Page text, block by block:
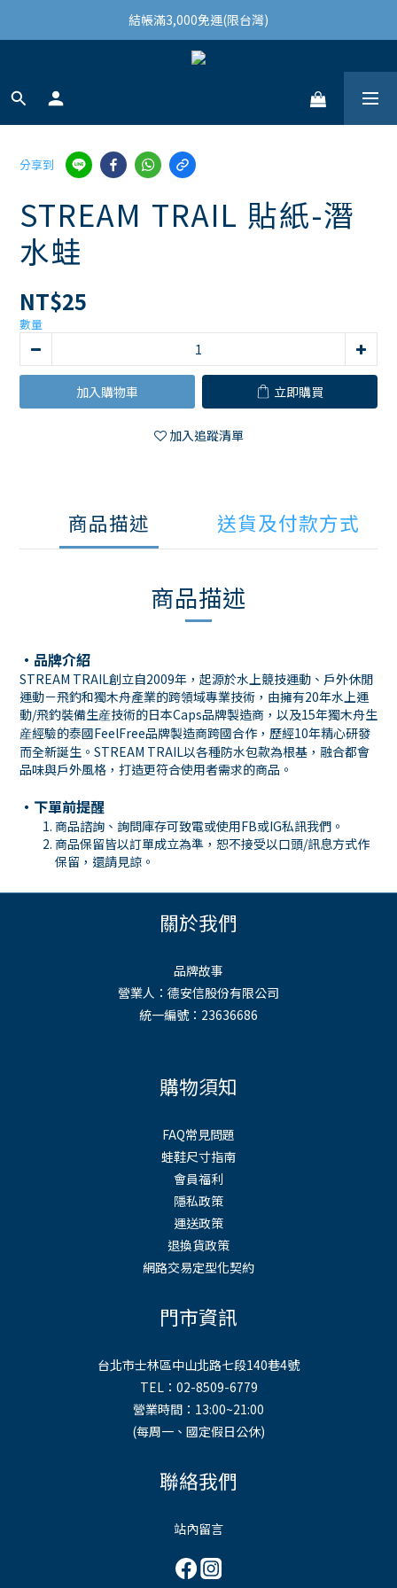
結帳滿3,000免運(限台灣)
結帳滿3,000免運(限台灣)
註冊會員領100購物金
分享到
STREAM TRAIL 貼紙-潛
水蛙
NT$25
數量
加入購物車 立即購買
加入追蹤清單
商品描述 送貨及付款方式
商品描述
・品牌介紹
STREAM TRAIL創立自2009年，起源於水上競技運動、戶外休閒
運動－飛釣和獨木舟產業的跨領域專業技術，由擁有20年水上運
動/飛釣裝備生産技術的日本Caps品牌製造商，以及15年獨木舟生
産經驗的泰國FeelFree品牌製造商跨國合作，歷經10年精心研發
而全新誕生。STREAM TRAIL以各種防水包款為根基，融合都會
品味與戶外風格，打造更符合使用者需求的商品。
・下單前提醒
商品諮詢、詢問庫存可致電或使用FB或IG私訊我們。
商品保留皆以訂單成立為準，恕不接受以口頭/訊息方式作
保留，還請見諒。
關於我們
品牌故事
營業人：德安信股份有限公司
統一編號：23636686
購物須知
FAQ常見問題
蛙鞋尺寸指南
會員福利
隱私政策
運送政策
退換貨政策
網路交易定型化契約
門市資訊
台北市士林區中山北路七段140巷4號
TEL：02-8509-6779
營業時間：13:00~21:00
(每周一、國定假日公休)
聯絡我們
站內留言